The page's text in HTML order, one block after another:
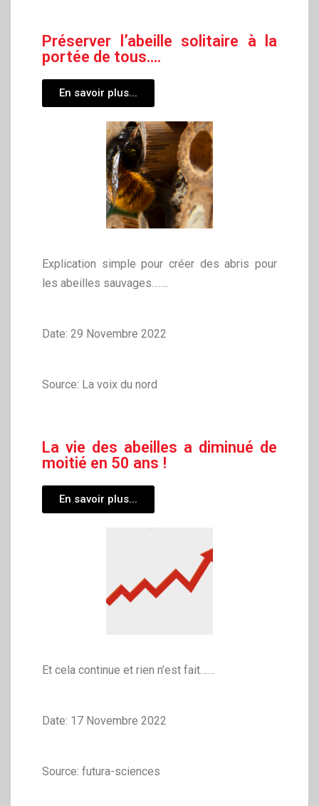
Préserver l’abeille solitaire à la
portée de tous....
En savoir plus...
Explication simple pour créer des abris pour
les abeilles sauvages…….
Date: 29 Novembre 2022
Source: La voix du nord
La vie des abeilles a diminué de
moitié en 50 ans !
En savoir plus...
Et cela continue et rien n’est fait……
Date: 17 Novembre 2022
Source: futura-sciences